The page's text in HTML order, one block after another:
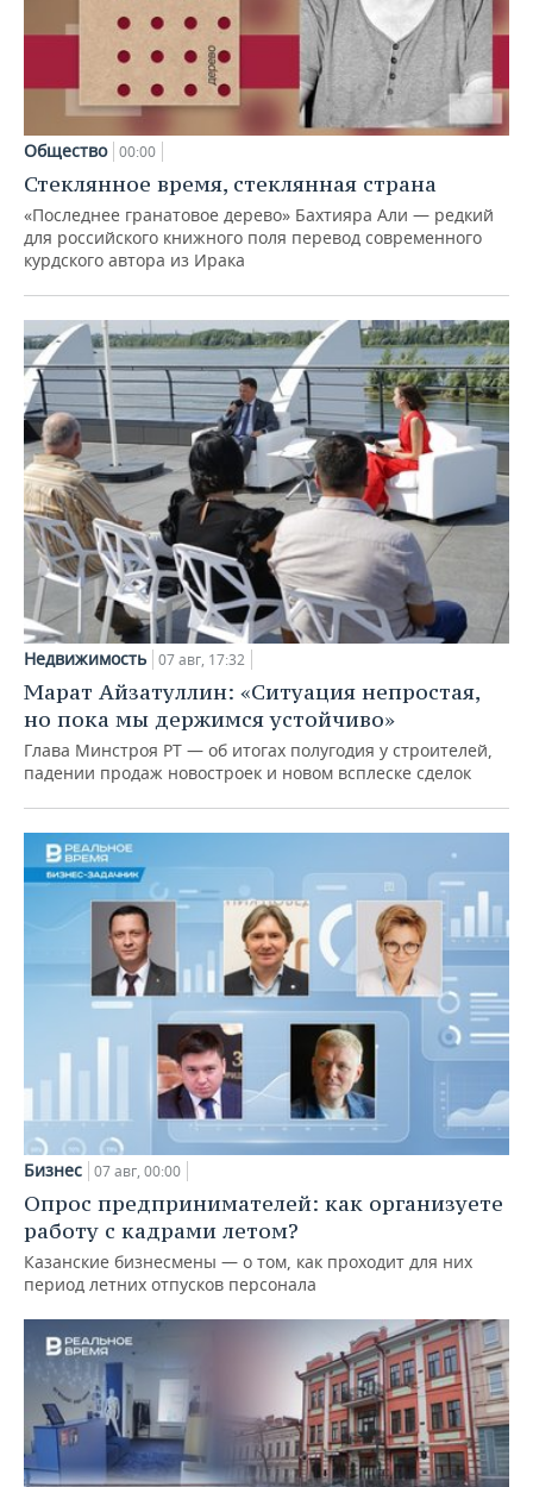
Общество 00:00
Стеклянное время, стеклянная страна
«Последнее гранатовое дерево» Бахтияра Али — редкий
для российского книжного поля перевод современного
курдского автора из Ирака
Недвижимость 07 авг, 17:32
Марат Айзатуллин: «Ситуация непростая,
но пока мы держимся устойчиво»
Глава Минстроя РТ — об итогах полугодия у строителей,
падении продаж новостроек и новом всплеске сделок
Бизнес 07 авг, 00:00
Опрос предпринимателей: как организуете
работу с кадрами летом?
Казанские бизнесмены — о том, как проходит для них
период летних отпусков персонала